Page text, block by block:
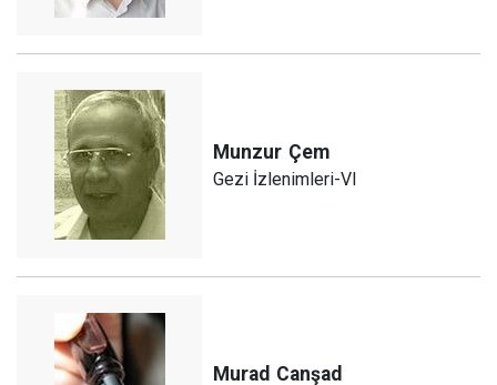
Munzur Çem
Gezi İzlenimleri-VI
Murad Canşad